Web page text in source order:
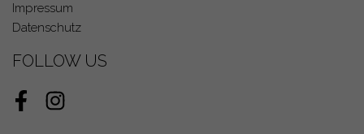
Impressum
Datenschutz
FOLLOW US
FacebookInstagram